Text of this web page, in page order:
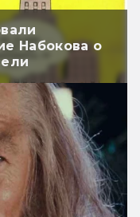
Набокова о